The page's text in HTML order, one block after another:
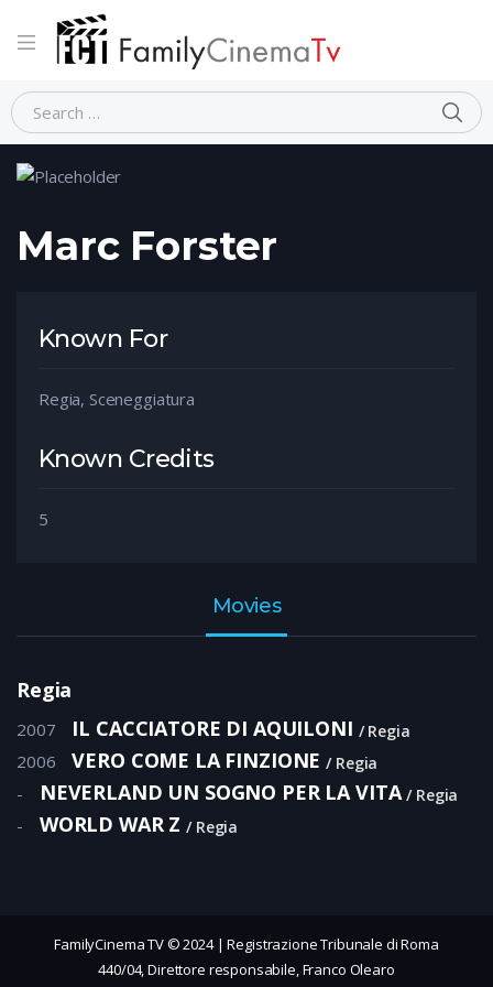
Home Person Marc Forster
Marc Forster
Known For
Regia, Sceneggiatura
Known Credits
5
Movies
Regia
2007 IL CACCIATORE DI AQUILONI Regia
2006 VERO COME LA FINZIONE Regia
- NEVERLAND UN SOGNO PER LA VITA Regia
- WORLD WAR Z Regia
FamilyCinema TV © 2024 | Registrazione Tribunale di Roma
440/04, Direttore responsabile, Franco Olearo